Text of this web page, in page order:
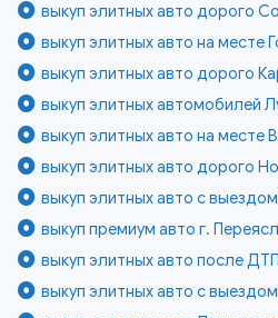
выкуп элитных авто дорого
выкуп элитных авто на месте
выкуп элитных авто дорого
выкуп элитных автомобилей
выкуп элитных авто на месте
выкуп элитных авто дорого
выкуп элитных авто с
выкуп премиум авто г.
выкуп элитных авто после
выкуп элитных авто с